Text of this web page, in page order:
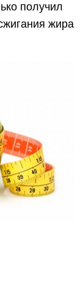
получил
жира